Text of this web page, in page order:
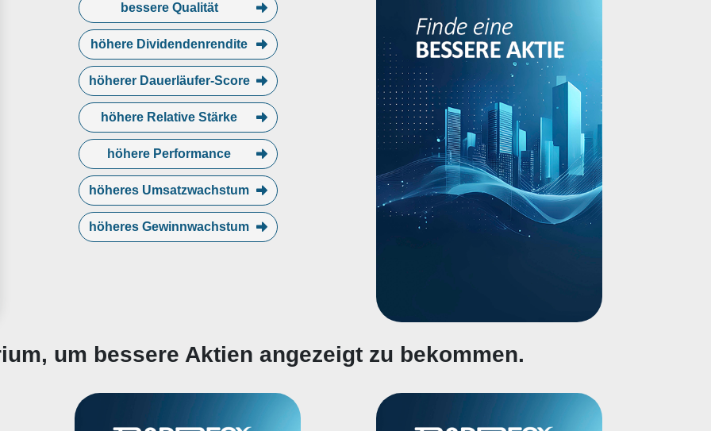
bessere Qualität
höhere Dividendenrendite
höherer Dauerläufer-Score
höhere Relative Stärke
höhere Performance
höheres Umsatzwachstum
höheres Gewinnwachstum
um bessere Aktien angezeigt zu bekommen.